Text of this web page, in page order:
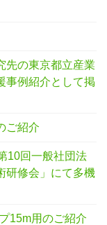
先の東京都立産業
事例紹介として掲
ご紹介
10回一般社団法
研修会」にて多機
15m用のご紹介